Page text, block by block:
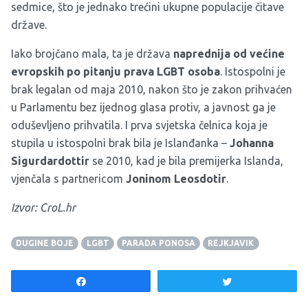
sedmice, što je jednako trećini ukupne populacije čitave
države.
Iako brojčano mala, ta je država naprednija od većine
evropskih po pitanju prava LGBT osoba. Istospolni je
brak legalan od maja 2010, nakon što je zakon prihvaćen
u Parlamentu bez ijednog glasa protiv, a javnost ga je
oduševljeno prihvatila. I prva svjetska čelnica koja je
stupila u istospolni brak bila je Islanđanka – Johanna
Sigurdardottir se 2010, kad je bila premijerka Islanda,
vjenčala s partnericom Joninom Leosdotir.
Izvor: CroL.hr
DUGINE BOJE LGBT PARADA PONOSA REJKJAVIK